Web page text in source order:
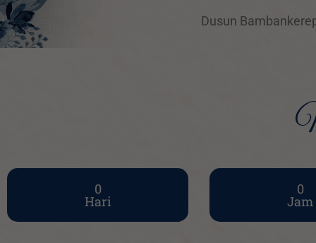
Dusun
0
Hari
0
Jam